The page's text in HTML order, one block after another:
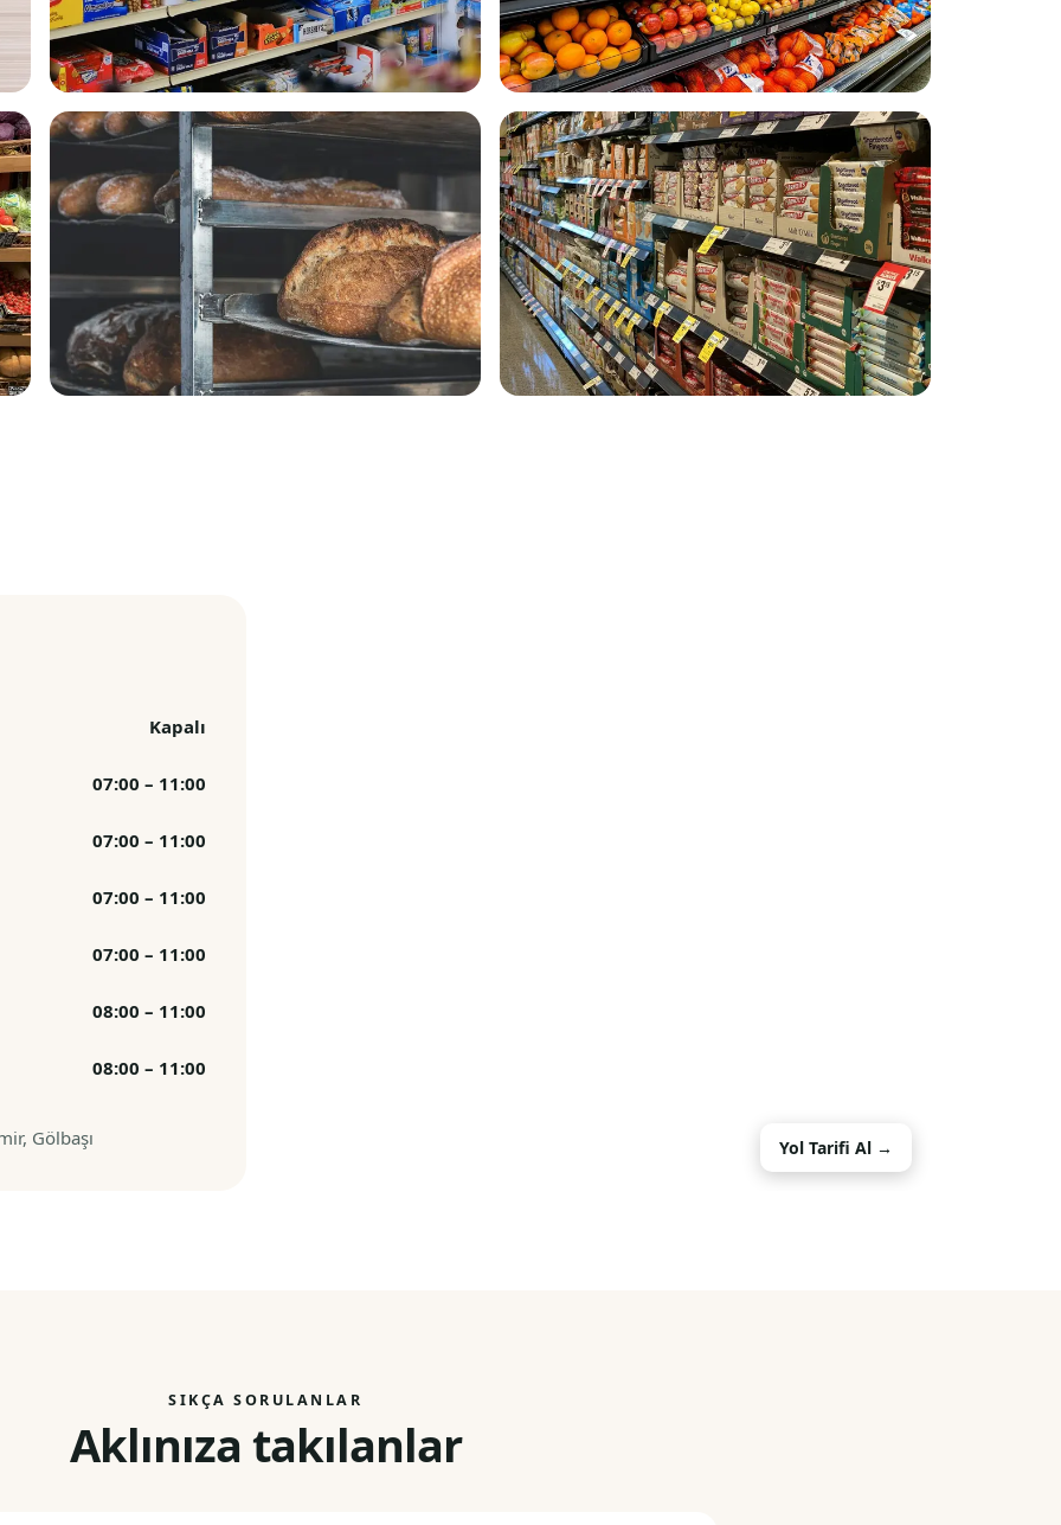
Kapalı
07:00 – 11:00
07:00 – 11:00
07:00 – 11:00
07:00 – 11:00
08:00 – 11:00
08:00 – 11:00
Gölbaşı Yol Tarifi Al →
SIKÇA SORULANLAR
Aklınıza takılanlar